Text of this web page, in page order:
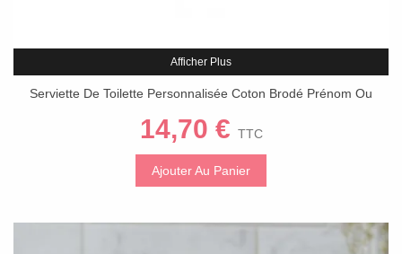
Afficher Plus
Serviette De Toilette Personnalisée Coton Brodé Prénom Ou
14,70 € TTC
Ajouter Au Panier